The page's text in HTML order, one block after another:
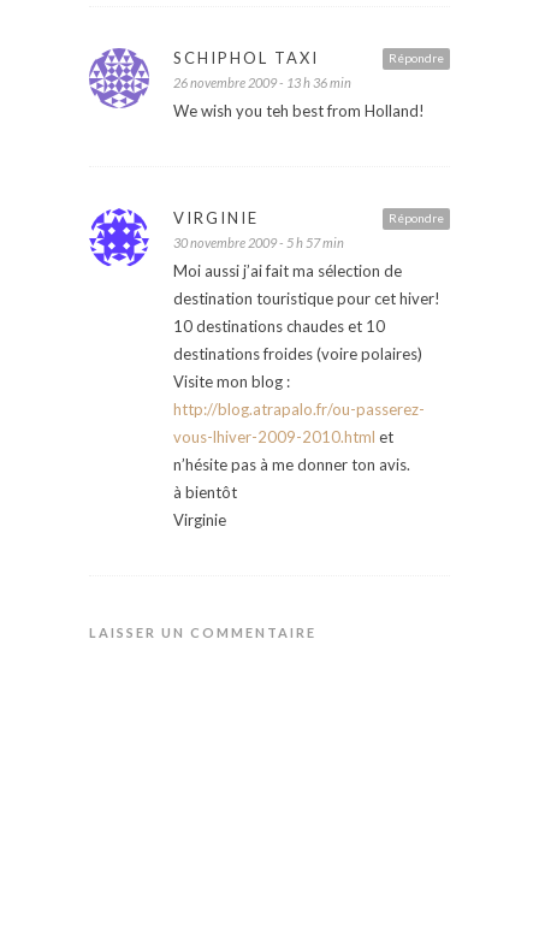
Répondre
SCHIPHOL TAXI
26 novembre 2009 - 13 h 36 min
We wish you teh best from Holland!
Répondre
VIRGINIE
30 novembre 2009 - 5 h 57 min
Moi aussi j’ai fait ma sélection de
destination touristique pour cet hiver!
10 destinations chaudes et 10
destinations froides (voire polaires)
Visite mon blog :
http://blog.atrapalo.fr/ou-passerez-
vous-lhiver-2009-2010.html et
n’hésite pas à me donner ton avis.
à bientôt
Virginie
LAISSER UN COMMENTAIRE